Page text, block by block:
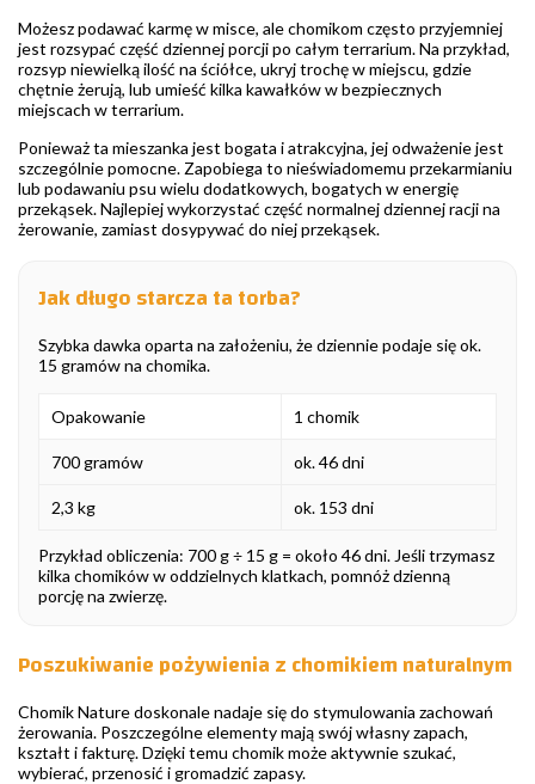
Możesz podawać karmę w misce, ale chomikom często przyjemniej
jest rozsypać część dziennej porcji po całym terrarium. Na przykład,
rozsyp niewielką ilość na ściółce, ukryj trochę w miejscu, gdzie
chętnie żerują, lub umieść kilka kawałków w bezpiecznych
miejscach w terrarium.
Ponieważ ta mieszanka jest bogata i atrakcyjna, jej odważenie jest
szczególnie pomocne. Zapobiega to nieświadomemu przekarmianiu
lub podawaniu psu wielu dodatkowych, bogatych w energię
przekąsek. Najlepiej wykorzystać część normalnej dziennej racji na
żerowanie, zamiast dosypywać do niej przekąsek.
Jak długo starcza ta torba?
Szybka dawka oparta na założeniu, że dziennie podaje się ok.
15 gramów na chomika.
Opakowanie 1 chomik
700 gramów ok. 46 dni
2,3 kg ok. 153 dni
Przykład obliczenia: 700 g ÷ 15 g = około 46 dni. Jeśli trzymasz
kilka chomików w oddzielnych klatkach, pomnóż dzienną
porcję na zwierzę.
Poszukiwanie pożywienia z chomikiem naturalnym
Chomik Nature doskonale nadaje się do stymulowania zachowań
żerowania. Poszczególne elementy mają swój własny zapach,
kształt i fakturę. Dzięki temu chomik może aktywnie szukać,
wybierać, przenosić i gromadzić zapasy.